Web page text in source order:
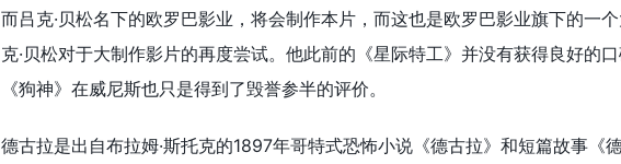
而吕克·贝松名下的欧罗巴影业，将会制作本片，而这也是欧罗巴影业旗下的一
克·贝松对于大制作影片的再度尝试。他此前的《星际特工》并没有获得良好的
《狗神》在威尼斯也只是得到了毁誉参半的评价。
德古拉是出自布拉姆·斯托克的1897年哥特式恐怖小说《德古拉》和短篇故事《